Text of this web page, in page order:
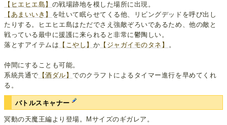
【ヒエヒエ島】 の戦場跡地を模した場所に出現。
【あまいいき】 を吐いて眠らせてくる他、リビングデッドを呼び出し
たりする。ヒエヒエ島はただでさえ強敵ぞろいであるため、他の敵と
戦っている最中に援護に来られると非常に鬱陶しい。
落とすアイテムは 【こやし】 か 【ジャガイモのタネ】 。
仲間にすることも可能。
系統共通で 【酒ダル】でのクラフトによるタイマー進行を早めてくれ
る。
バトルスキャナー
冥動の天魔王編より登場。Mサイズのギガレア。